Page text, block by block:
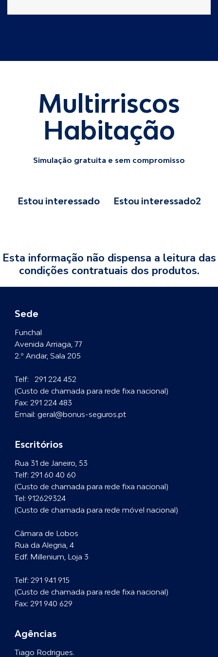
Multirriscos
Habitação
Simulação gratuita e sem compromisso
Estou interessado Estou interessado2
Esta informação não dispensa a leitura das
condições contratuais dos produtos.
Sede
Funchal
Avenida Arriaga, 77
2.º Andar, Sala 205
Telf:
291 224 452
(Custo de chamada para rede fixa nacional)
Fax: 291 224 483
Email: geral@bonus-seguros.pt
Escritórios
Rua 31 de Janeiro, 53
Telf: 291 60 40 60
(Custo de chamada para rede fixa nacional)
Tel: 912629324
(Custo de chamada para rede móvel nacional)
Câmara de Lobos
Rua da Alegria, 4
Edf. Millenium, Loja 3
Telf: 291 941 915
(Custo de chamada para rede fixa nacional)
Fax: 291 940 629
Agências
Tiago Rodrigues.